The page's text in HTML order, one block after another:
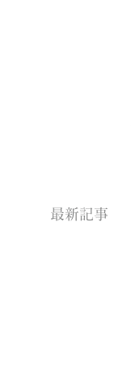
最新記事